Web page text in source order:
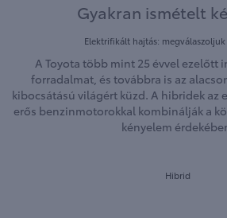
Gyakran ismételt
Elektrifikált hajtás:
A Toyota több mint 25 évvel ezelőtt
forradalmat, és továbbra is az
kibocsátású világért küzd. A hibridek az
erős benzinmotorokkal kombinálják a
kényelem
Hibrid